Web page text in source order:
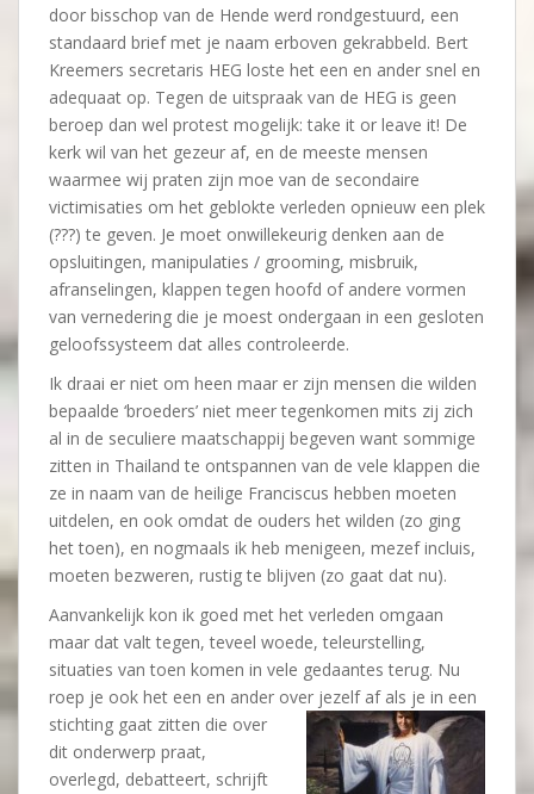
door bisschop van de Hende werd rondgestuurd, een
standaard brief met je naam erboven gekrabbeld. Bert
Kreemers secretaris HEG loste het een en ander snel en
adequaat op. Tegen de uitspraak van de HEG is geen
beroep dan wel protest mogelijk: take it or leave it! De
kerk wil van het gezeur af, en de meeste mensen
waarmee wij praten zijn moe van de secondaire
victimisaties om het geblokte verleden opnieuw een plek
(???) te geven. Je moet onwillekeurig denken aan de
opsluitingen, manipulaties / grooming, misbruik,
afranselingen, klappen tegen hoofd of andere vormen
van vernedering die je moest ondergaan in een gesloten
geloofssysteem dat alles controleerde.
Ik draai er niet om heen maar er zijn mensen die wilden
bepaalde ‘broeders’ niet meer tegenkomen mits zij zich
al in de seculiere maatschappij begeven want sommige
zitten in Thailand te ontspannen van de vele klappen die
ze in naam van de heilige Franciscus hebben moeten
uitdelen, en ook omdat de ouders het wilden (zo ging
het toen), en nogmaals ik heb menigeen, mezef incluis,
moeten bezweren, rustig te blijven (zo gaat dat nu).
Aanvankelijk kon ik goed met het verleden omgaan
maar dat valt tegen, teveel woede, teleurstelling,
situaties van toen komen in vele gedaantes terug. Nu
roep je ook het een en ander over jezelf af als je in een
stichting gaat zitten die over
dit onderwerp praat,
overlegd, debatteert, schrijft